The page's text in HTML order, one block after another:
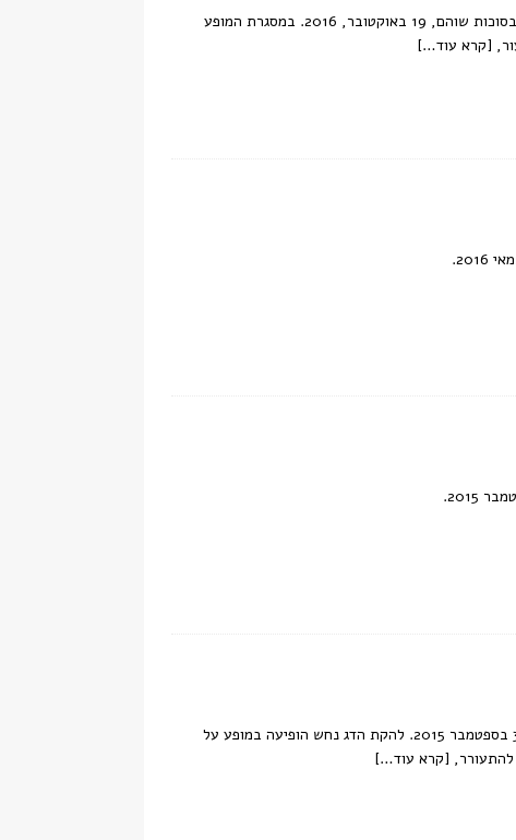
תמונות שצולמו במסגרת הופעה חיה של אביב גפן והתעויות במסגרת פסטיבל מוזות בסוכות שוהם, 19 באוקטובר, 2016. במסגרת המופע
[קרא עוד…]
תמונות שצולמו במסגרת הופעה חיה של להקת הדג נחש בפסטיבל מוזות בשוהם, 30 בספטמבר 2015. להקת הדג נחש הופיעה במופע על
[קרא עוד…]